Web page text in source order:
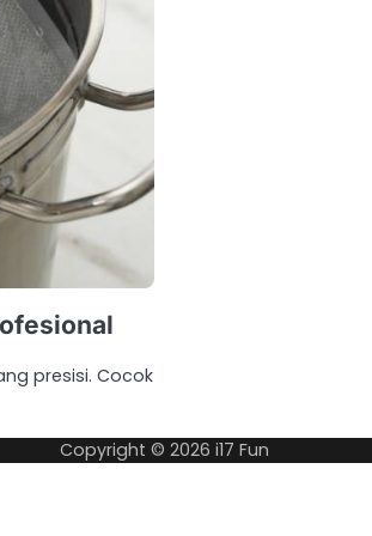
presisi. Cocok
Copyright © 2026 i17 Fun